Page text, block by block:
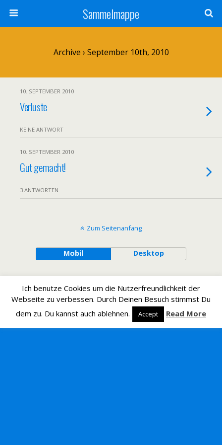
Sammelmappe
Archive › September 10th, 2010
10. SEPTEMBER 2010
Verluste
KEINE ANTWORT
10. SEPTEMBER 2010
Gut gemacht!
3 ANTWORTEN
Zum Seitenanfang
Mobil Desktop
Ich benutze Cookies um die Nutzerfreundlichkeit der
Webseite zu verbessen. Durch Deinen Besuch stimmst Du
dem zu. Du kannst auch ablehnen.
Accept Read More